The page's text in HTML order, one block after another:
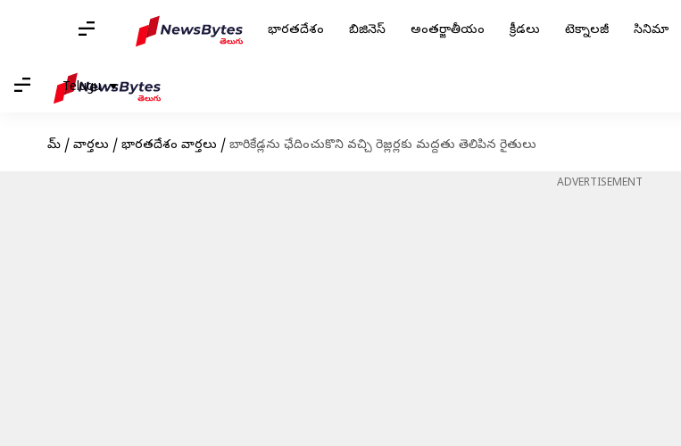
భారతదేశం బిజినెస్ అంతర్జాతీయం క్రీడలు టెక్నాలజీ సినిమా
Telugu
హోమ్ / వార్తలు / భారతదేశం వార్తలు / బారికేడ్లను ఛేదించుకొని వచ్చి రెజ్లర్లకు మద్దతు తెలిపిన రైతులు
ADVERTISEMENT